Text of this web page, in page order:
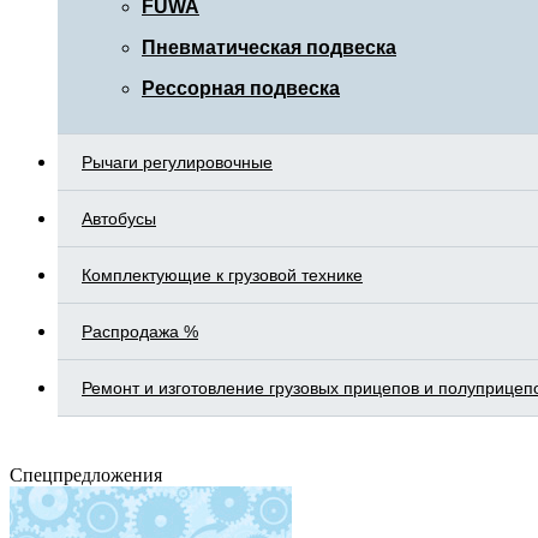
FUWA
Пневматическая подвеска
Рессорная подвеска
Рычаги регулировочные
Автобусы
Комплектующие к грузовой технике
Распродажа %
Ремонт и изготовление грузовых прицепов и
Спецпредложения